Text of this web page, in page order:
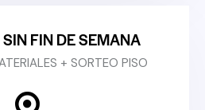
FIN DE SEMANA
+ SORTEO PISO